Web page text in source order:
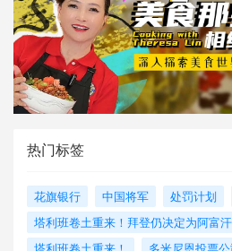
热门标签
花旗银行 中国将军 处罚计划
塔利班卷土重来！拜登仍决定为阿富
塔利班卷土重来！
多米尼恩投票公